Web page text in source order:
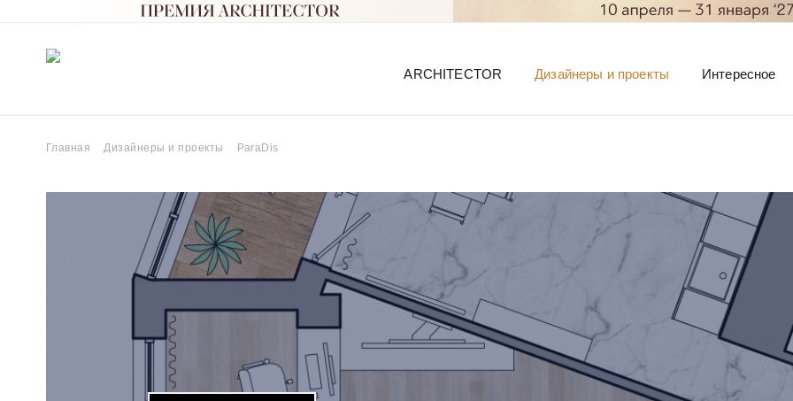
ARCHITECTOR Дизайнеры и проекты Интересное
Главная Дизайнеры и проекты ParaDis